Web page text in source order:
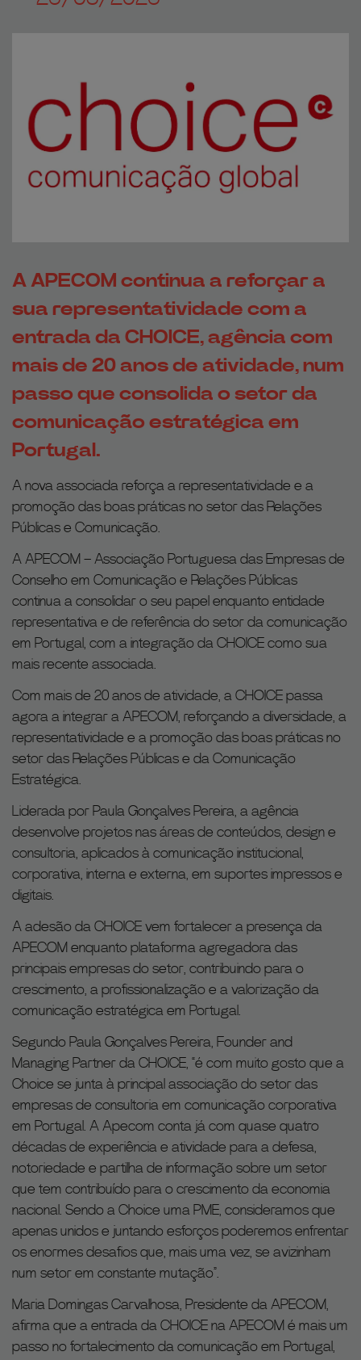
A APECOM continua a reforçar a
sua representatividade com a
entrada da CHOICE, agência com
mais de 20 anos de atividade, num
passo que consolida o setor da
comunicação estratégica em
Portugal.
A nova associada reforça a representatividade e a
promoção das boas práticas no setor das Relações
Públicas e Comunicação.
A APECOM – Associação Portuguesa das Empresas de
Conselho em Comunicação e Relações Públicas
continua a consolidar o seu papel enquanto entidade
representativa e de referência do setor da comunicação
em Portugal, com a integração da CHOICE como sua
mais recente associada.
Com mais de 20 anos de atividade, a CHOICE passa
agora a integrar a APECOM, reforçando a diversidade, a
representatividade e a promoção das boas práticas no
setor das Relações Públicas e da Comunicação
Estratégica.
Liderada por Paula Gonçalves Pereira, a agência
desenvolve projetos nas áreas de conteúdos, design e
consultoria, aplicados à comunicação institucional,
corporativa, interna e externa, em suportes impressos e
digitais.
A adesão da CHOICE vem fortalecer a presença da
APECOM enquanto plataforma agregadora das
principais empresas do setor, contribuindo para o
crescimento, a profissionalização e a valorização da
comunicação estratégica em Portugal.
Segundo Paula Gonçalves Pereira, Founder and
Managing Partner da CHOICE, “é com muito gosto que a
Choice se junta à principal associação do setor das
empresas de consultoria em comunicação corporativa
em Portugal. A Apecom conta já com quase quatro
décadas de experiência e atividade para a defesa,
notoriedade e partilha de informação sobre um setor
que tem contribuído para o crescimento da economia
nacional. Sendo a Choice uma PME, consideramos que
apenas unidos e juntando esforços poderemos enfrentar
os enormes desafios que, mais uma vez, se avizinham
num setor em constante mutação”.
Maria Domingas Carvalhosa, Presidente da APECOM,
afirma que a entrada da CHOICE na APECOM é mais um
passo no fortalecimento da comunicação em Portugal,